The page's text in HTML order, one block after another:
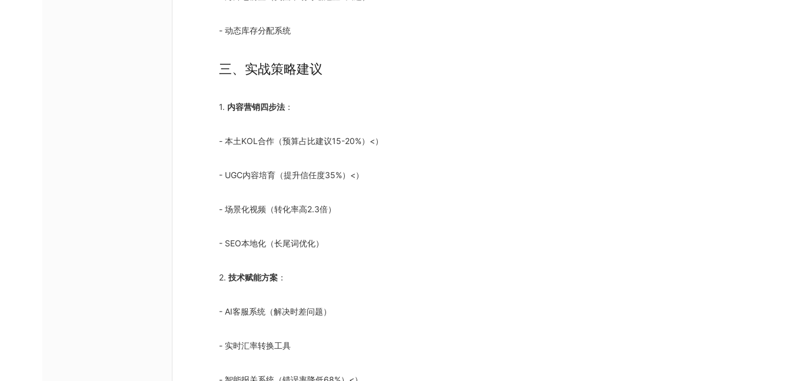
- 动态库存分配系统
三、实战策略建议
1. 内容营销四步法 ：
- 本土KOL合作（预算占比建议15-20%）<）
- UGC内容培育（提升信任度35%）<）
- 场景化视频（转化率高2.3倍）
- SEO本地化（长尾词优化）
2. 技术赋能方案 ：
- AI客服系统（解决时差问题）
- 实时汇率转换工具